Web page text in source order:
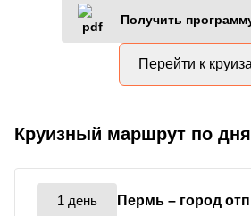
Получить
Перейти к
Круизный маршрут по
1 день Пермь – город